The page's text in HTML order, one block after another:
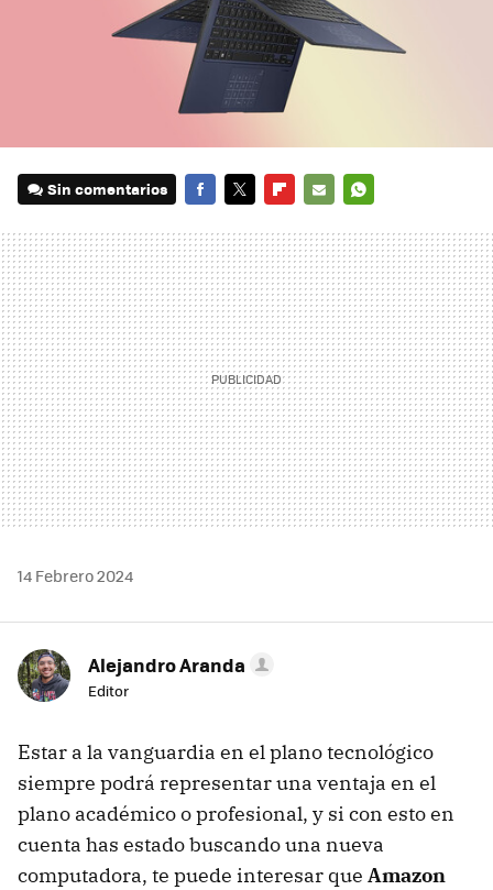
Sin comentarios
MAIL
14 Febrero 2024
Alejandro Aranda
Editor
Estar a la vanguardia en el plano tecnológico
siempre podrá representar una ventaja en el
plano académico o profesional, y si con esto en
cuenta has estado buscando una nueva
computadora, te puede interesar que Amazon